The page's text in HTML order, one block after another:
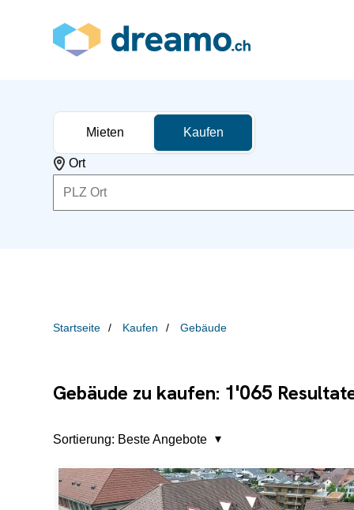
Mieten Kaufen
Ort
Startseite Kaufen Gebäude
Gebäude zu kaufen: 1'065
Sortierung: Beste Angebote